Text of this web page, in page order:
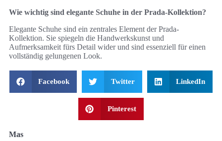
Wie wichtig sind elegante Schuhe in der Prada-Kollektion?
Elegante Schuhe sind ein zentrales Element der Prada-
Kollektion. Sie spiegeln die Handwerkskunst und
Aufmerksamkeit fürs Detail wider und sind essenziell für einen
vollständig gelungenen Look.
Facebook Twitter LinkedIn
Pinterest
Mas